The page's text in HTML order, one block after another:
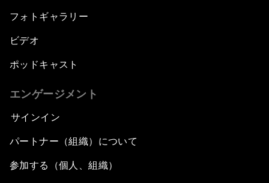
フォトギャラリー
ビデオ
ポッドキャスト
エンゲージメント
サインイン
パートナー（組織）について
参加する（個人、組織）